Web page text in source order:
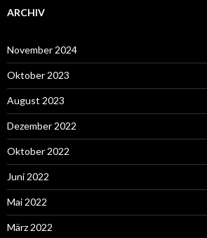
ARCHIV
November 2024
Oktober 2023
August 2023
Dezember 2022
Oktober 2022
Juni 2022
Mai 2022
März 2022